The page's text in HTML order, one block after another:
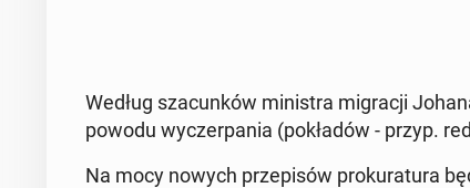
Według sza­cun­ków mi­ni­stra mi­gra­cji
powodu wy­czer­pa­nia (po­kła­dów - przyp.
Na mocy nowych prze­pi­sów pro­ku­ra­tu­ra